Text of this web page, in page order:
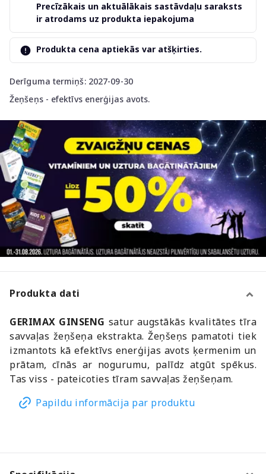
Derīguma termiņš: 2027-09-30
Žeņšeņs - efektīvs enerģijas avots.
Precīzākais un aktuālākais sastāvdaļu saraksts
ir atrodams uz produkta iepakojuma
Produkta cena aptiekās var atšķirties.
Produkta dati
GERIMAX GINSENG satur augstākās kvalitātes tīra
savvaļas žeņšeņa ekstrakta. Žeņšeņs pamatoti tiek
izmantots kā efektīvs enerģijas avots ķermenim un
prātam, cīnās ar nogurumu, palīdz atgūt spēkus.
Tas viss - pateicoties tīram savvaļas žeņšeņam.
Papildu informācija par produktu